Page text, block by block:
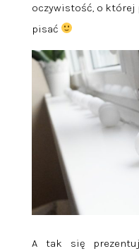
oczywistość, o której
pisać
A tak się